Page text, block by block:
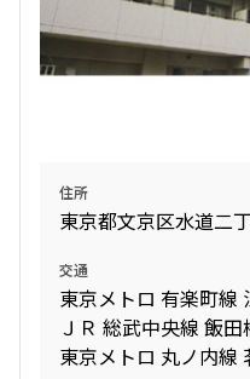
2LDK43.93
新築 三井
無 無
2LDK+WIC
住所
東京都文京区水道二
交通
東京メトロ 有楽町線
ＪＲ 総武中央線 飯
東京メトロ 丸ノ内線